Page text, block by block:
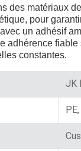
des matériaux
pour
un adhésif
adhérence
constantes.
JK